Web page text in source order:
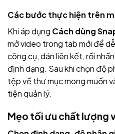
Các bước thực hiện trên
Khi áp dụng Cách dùng
mở video trong tab mới để
công cụ, dán liên kết, rồi
định dạng. Sau khi chọn độ
tệp về thư mục mong muốn
tiện quản lý.
Mẹo tối ưu chất lượng